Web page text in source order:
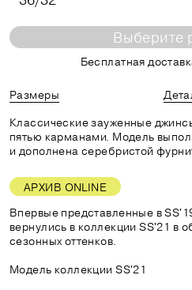
Выберите
Бесплатная
Размеры
Классические зауженные
пятью карманами. Модель
и дополнена серебристой
АРХИВ ONLINE
Впервые представленные в
вернулись в коллекции SS'21 в
сезонных оттенков.
Модель коллекции SS'21